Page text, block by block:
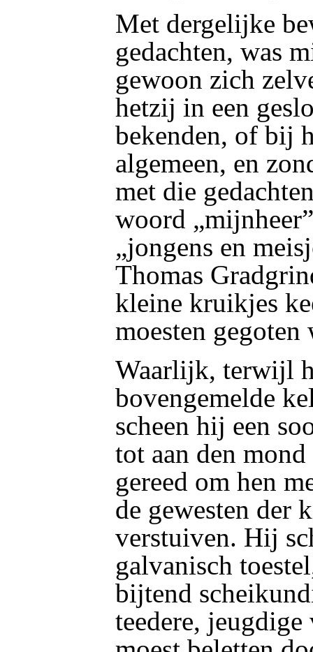
Met dergelijke
gedachten, was
gewoon zich
hetzij in een
bekenden, of bij
algemeen, en
met die
woord
„jongens en
Thomas
kleine kruikjes
moesten gegoten
Waarlijk, terwijl
bovengemelde
scheen hij een
tot aan den
gereed om hen
de gewesten der
verstuiven. Hij
galvanisch
bijtend
teedere,